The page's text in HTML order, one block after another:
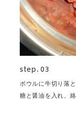
step. 03
ボウルに牛切り落
糖と醤油を入れ、絡